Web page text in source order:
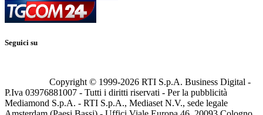
Seguici su
Copyright © 1999-2026 RTI S.p.A. Business Digital -
P.Iva 03976881007 - Tutti i diritti riservati - Per la pubblicità
Mediamond S.p.A. - RTI S.p.A., Mediaset N.V., sede legale